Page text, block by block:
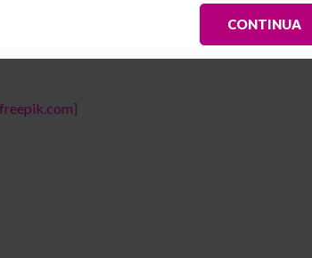
CONTINUA
offrendo un’incredibile tentazione. E per un
]